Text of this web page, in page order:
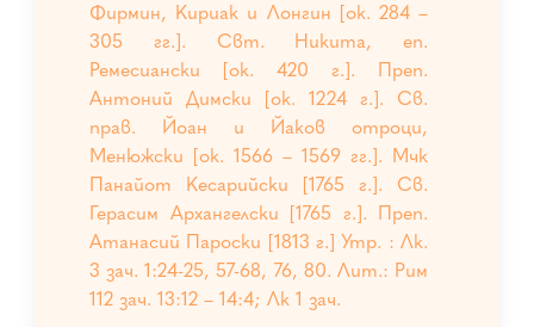
Фирмин, Кириак и Лонгин [ок. 284 –
305 гг.]. Свт. Никита, еп.
Ремесиански [ок. 420 г.]. Преп.
Антоний Димски [ок. 1224 г.]. Св.
прав. Йоан и Йаков отроци,
Менюжски [ок. 1566 – 1569 гг.]. Мчк
Панайот Кесарийски [1765 г.]. Св.
Герасим Архангелски [1765 г.]. Преп.
Атанасий Пароски [1813 г.] Утр. : Лк.
3 зач. 1:24-25, 57-68, 76, 80. Лит.: Рим
112 зач. 13:12 – 14:4; Лк 1 зач.